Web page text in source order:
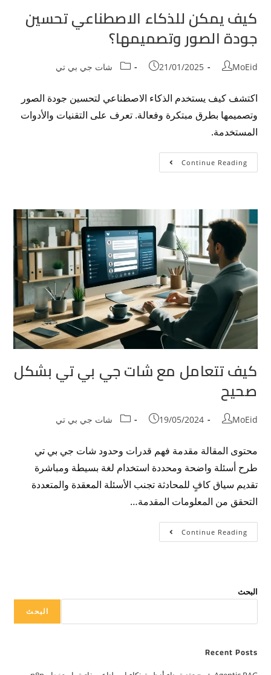
كيف يمكن للذكاء الاصطناعي تحسين
جودة الصور وتصميمها؟
MoEid
21/01/2025 شات جي بي تي
اكتشف كيف يستخدم الذكاء الاصطناعي لتحسين جودة الصور
وتصميمها بطرق مبتكرة وفعالة. تعرف على التقنيات والأدوات
المستخدمة.
Continue Reading
كيف تتعامل مع شات جي بي تي بشكل
صحيح
MoEid
19/05/2024 شات جي بي تي
محتوى المقالة مقدمة فهم قدرات وحدود شات جي بي تي
طرح أسئلة واضحة ومحددة استخدام لغة بسيطة ومباشرة
تقديم سياق كافٍ للمحادثة تجنب الأسئلة المعقدة والمتعددة
التحقق من المعلومات المقدمة…
Continue Reading
البحث
البحث
Recent Posts